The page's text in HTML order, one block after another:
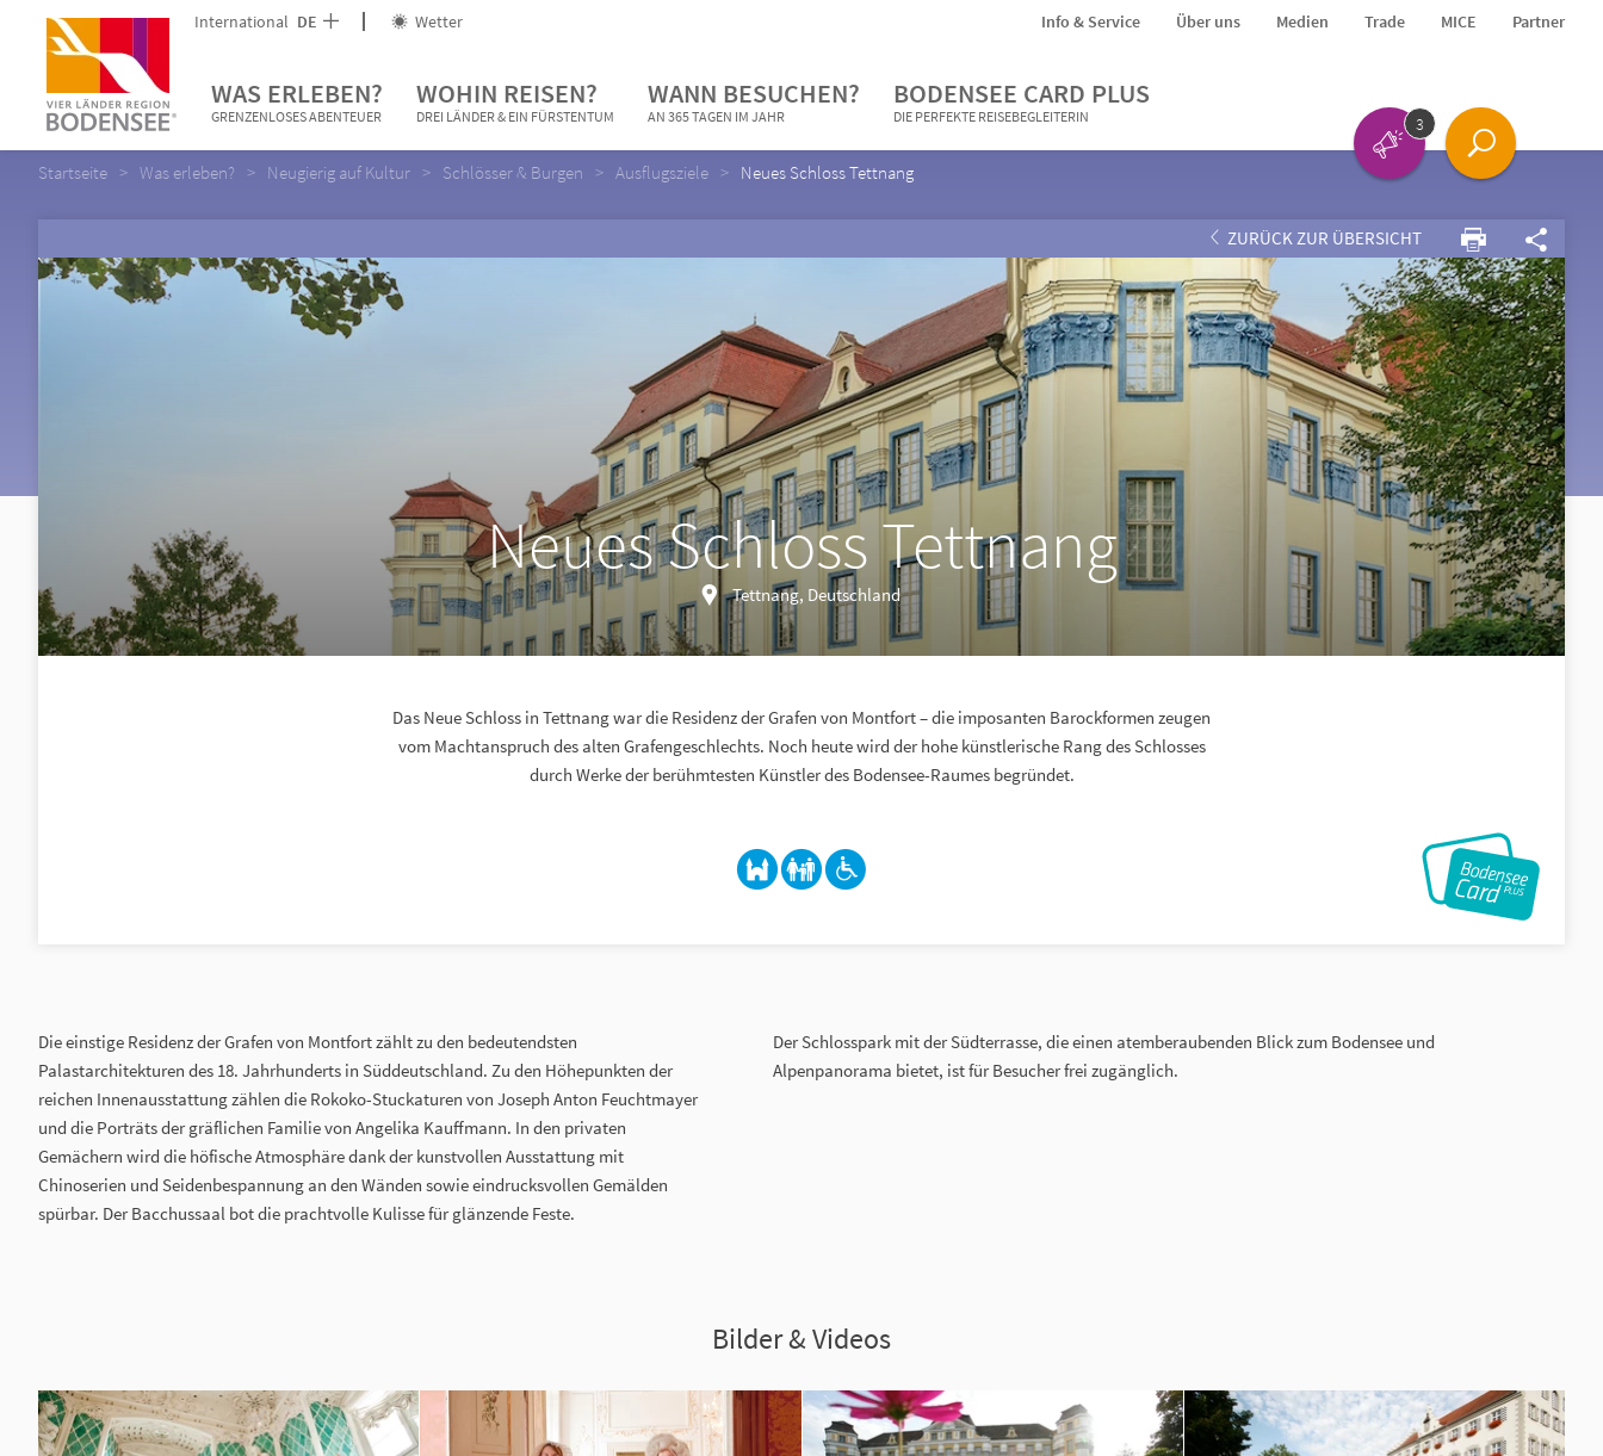
International DE Wetter Info & Service Über uns Medien Trade MICE Partner
WAS ERLEBEN?
GRENZENLOSES ABENTEUER
WOHIN REISEN?
DREI LÄNDER & EIN FÜRSTENTUM
WANN BESUCHEN?
AN 365 TAGEN IM JAHR
BODENSEE CARD PLUS
DIE PERFEKTE REISEBEGLEITERIN 3
Startseite Was erleben? Neugierig auf Kultur Schlösser & Burgen Ausflugsziele Neues Schloss Tettnang
ZURÜCK ZUR ÜBERSICHT
Neues Schloss Tettnang
Tettnang, Deutschland
Das Neue Schloss in Tettnang war die Residenz der Grafen von Montfort – die imposanten Barockformen zeugen
vom Machtanspruch des alten Grafengeschlechts. Noch heute wird der hohe künstlerische Rang des Schlosses
durch Werke der berühmtesten Künstler des Bodensee-Raumes begründet.
Die einstige Residenz der Grafen von Montfort zählt zu den bedeutendsten
Palastarchitekturen des 18. Jahrhunderts in Süddeutschland. Zu den Höhepunkten der
reichen Innenausstattung zählen die Rokoko-Stuckaturen von Joseph Anton Feuchtmayer
und die Porträts der gräflichen Familie von Angelika Kauffmann. In den privaten
Gemächern wird die höfische Atmosphäre dank der kunstvollen Ausstattung mit
Chinoserien und Seidenbespannung an den Wänden sowie eindrucksvollen Gemälden
spürbar. Der Bacchussaal bot die prachtvolle Kulisse für glänzende Feste.
Der Schlosspark mit der Südterrasse, die einen atemberaubenden Blick zum Bodensee und
Alpenpanorama bietet, ist für Besucher frei zugänglich.
Bilder & Videos